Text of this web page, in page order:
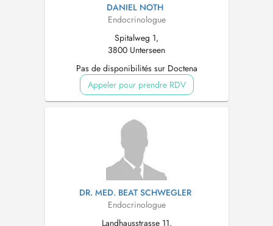
DANIEL NOTH
Endocrinologue
Spitalweg 1,
3800 Unterseen
Pas de disponibilités sur Doctena
Appeler pour prendre RDV
DR. MED. BEAT SCHWEGLER
Endocrinologue
Landhausstrasse 11,